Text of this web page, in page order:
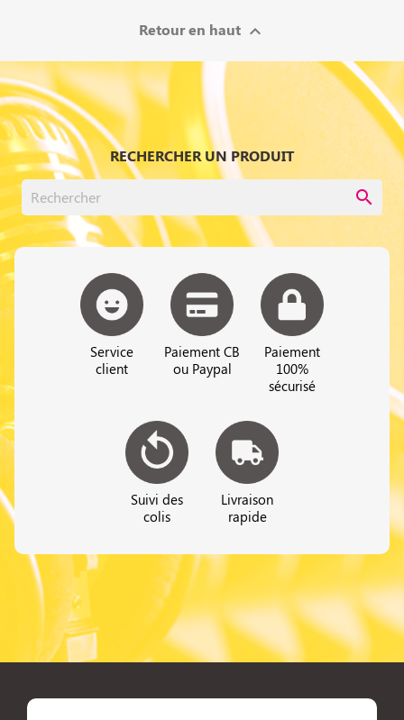
Retour en haut 
RECHERCHER UN PRODUIT
search
Service
client
Paiement CB
ou Paypal
Paiement
100%
sécurisé
Suivi des
colis
Livraison
rapide